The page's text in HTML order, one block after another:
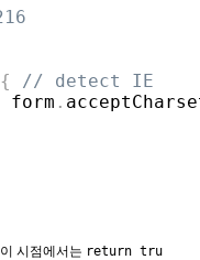
{
// detect IE
form .
시점에서는 return tru